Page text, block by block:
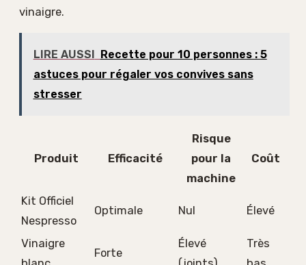
vinaigre.
LIRE AUSSI Recette pour 10 personnes : 5
astuces pour régaler vos convives sans
stresser
Produit Efficacité
Risque
pour la
machine
Coût
Kit Officiel
Nespresso
Optimale Nul Élevé
Vinaigre
Forte
Élevé
Très